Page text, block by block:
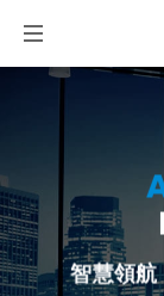
智慧領航
給